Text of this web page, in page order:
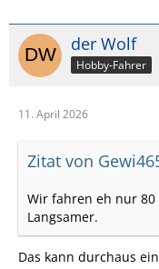
der Wolf
Hobby-Fahrer
11. April 2026
Zitat von
Wir fahren eh nur
Langsamer.
Das kann durchaus